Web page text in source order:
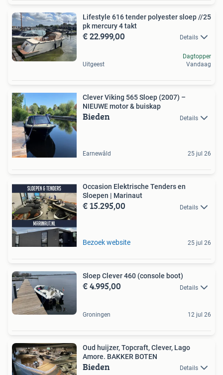
Lifestyle 616 tender polyester sloep //25
pk mercury 4 takt
€ 22.999,00 Details
Uitgeest
Dagtopper
Vandaag
Clever Viking 565 Sloep (2007) –
NIEUWE motor & buiskap
Bieden Details
Earnewâld 25 jul 26
Occasion Elektrische Tenders en
Sloepen | Marinaut
€ 15.295,00 Details
Bezoek website 25 jul 26
Sloep Clever 460 (console boot)
€ 4.995,00 Details
Groningen 12 jul 26
Oud huijzer, Topcraft, Clever, Lago
Amore. BAKKER BOTEN
Bieden Details